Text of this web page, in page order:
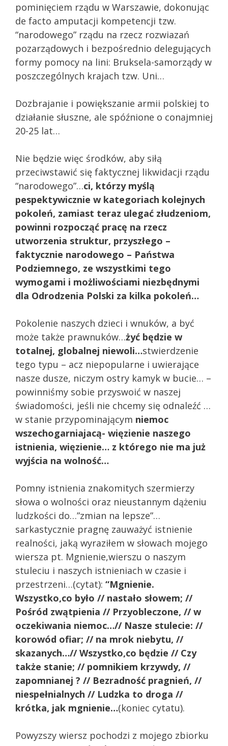
pominięciem rządu w Warszawie, dokonując
de facto amputacji kompetencji tzw.
“narodowego” rządu na rzecz rozwiazań
pozarządowych i bezpośrednio delegujących
formy pomocy na lini: Bruksela-samorządy w
poszczególnych krajach tzw. Uni…
Dozbrajanie i powiększanie armii polskiej to
działanie słuszne, ale spóźnione o conajmniej
20-25 lat…
Nie będzie więc środków, aby siłą
przeciwstawić się faktycznej likwidacji rządu
“narodowego”…ci, którzy myślą
pespektywicznie w kategoriach kolejnych
pokoleń, zamiast teraz ulegać złudzeniom,
powinni rozpocząć pracę na rzecz
utworzenia struktur, przyszłego –
faktycznie narodowego – Państwa
Podziemnego, ze wszystkimi tego
wymogami i możliwościami niezbędnymi
dla Odrodzenia Polski za kilka pokoleń…
Pokolenie naszych dzieci i wnuków, a być
może także prawnuków…żyć będzie w
totalnej, globalnej niewoli…stwierdzenie
tego typu – acz niepopularne i uwierające
nasze dusze, niczym ostry kamyk w bucie… –
powinniśmy sobie przyswoić w naszej
świadomości, jeśli nie chcemy się odnaleźć …
w stanie przypominającym niemoc
wszechogarniajacą- więzienie naszego
istnienia, więzienie… z którego nie ma już
wyjścia na wolność…
Pomny istnienia znakomitych szermierzy
słowa o wolności oraz nieustannym dążeniu
ludzkości do…”zmian na lepsze”…
sarkastycznie pragnę zauważyć istnienie
realności, jaką wyraziłem w słowach mojego
wiersza pt. Mgnienie,wierszu o naszym
stuleciu i naszych istnieniach w czasie i
przestrzeni…(cytat): “Mgnienie.
Wszystko,co było // nastało słowem; //
Pośród zwątpienia // Przyobleczone, // w
oczekiwania niemoc…// Nasze stulecie: //
korowód ofiar; // na mrok niebytu, //
skazanych…// Wszystko,co będzie // Czy
także stanie; // pomnikiem krzywdy, //
zapomnianej ? // Bezradność pragnień, //
niespełnialnych // Ludzka to droga //
krótka, jak mgnienie…(koniec cytatu).
Powyzszy wiersz pochodzi z mojego zbiorku